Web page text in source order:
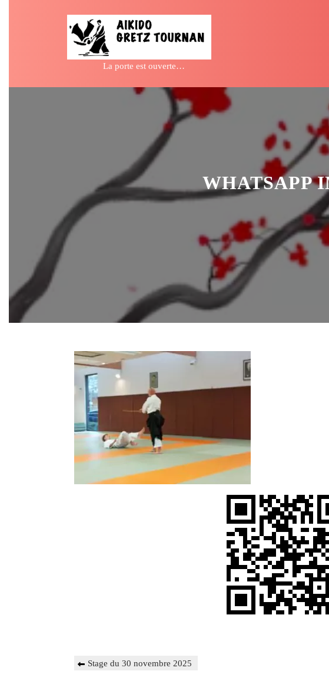
La porte est ouverte…
WHATSAPP
Navigation
Previous
Stage du 30 novembre 2025